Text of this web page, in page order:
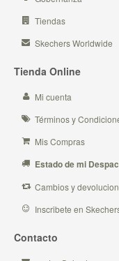
Tiendas
Skechers Worldwide
Tienda Online
Mi cuenta
Términos y
Mis Compras
Estado de mi
Cambios y
Inscribete en
Contacto